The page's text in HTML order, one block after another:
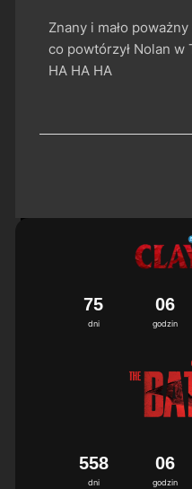
Znany i mało
co powtórzył Nolan w
HA HA HA
dni
75
godzin
06
dni
558
godzin
06